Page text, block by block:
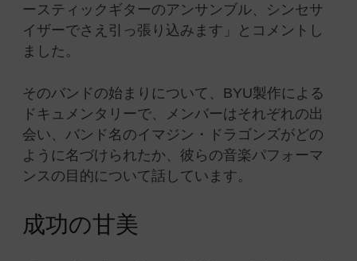
ースティックギターのアンサンブル、シンセサ
イザーでさえ引っ張り込みます」とコメントし
ました。
そのバンドの始まりについて、BYU製作による
ドキュメンタリーで、メンバーはそれぞれの出
会い、バンド名のイマジン・ドラゴンズがどの
ように名づけられたか、彼らの音楽パフォーマ
ンスの目的について話しています。
成功の甘美